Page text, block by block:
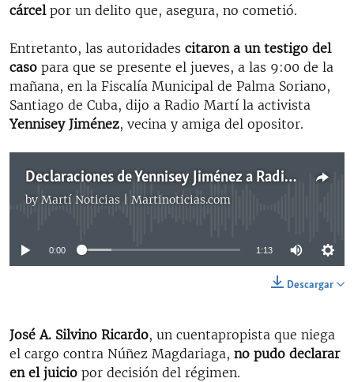
LA INVASIÓN DE RUSIA A UCRANIA
cárcelpor un delito que, asegura, no cometió.
Entretanto, las autoridades citaron a un testigo del
caso para que se presente el jueves, a las 9:00 de la
mañana, en la Fiscalía Municipal de Palma Soriano,
Santiago de Cuba, dijo a Radio Martí la activista
Yennisey Jiménez, vecina y amiga del opositor.
Declaraciones de Yennisey Jiménez a Radio Martí
by Martí Noticias | Martinoticias.com
No media source currently available
0:00 1:13
Descargar
José A. Silvino Ricardo, un cuentapropista que niega
el cargo contra Núñez Magdariaga, no pudo declarar
en el juicio por decisión del régimen.